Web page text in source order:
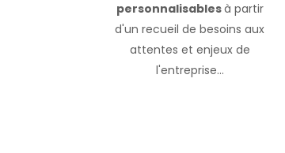
personnalisablesà partir
d'un recueil de besoins aux
attentes et enjeux de
l'entreprise...